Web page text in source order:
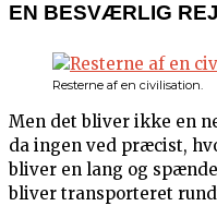
EN BESVÆRLIG
Resterne af en civilisation.
Men det bliver ikke en
da ingen ved præcist,
bliver en lang og
bliver transporteret